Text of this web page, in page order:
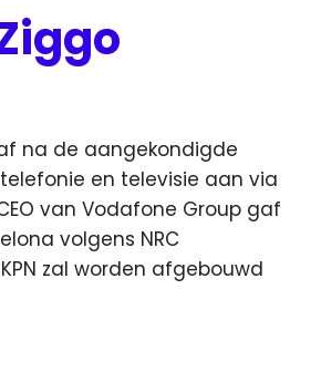
na de aangekondigde
en televisie aan via
van Vodafone Group gaf
volgens NRC
zal worden afgebouwd